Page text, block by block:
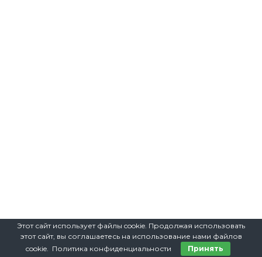
Этот сайт использует файлы cookie. Продолжая использовать
этот сайт, вы соглашаетесь на использование нами файлов
cookie. Политика конфиденциальности
Принять